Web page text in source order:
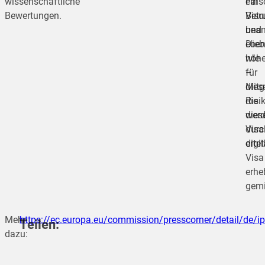
Bewertungen.
wie
für
die
Visa
und
–
Visa
Mehr
dazu:
https://ec.europa.eu/commission/presscorner/detail/de/
Teilen: